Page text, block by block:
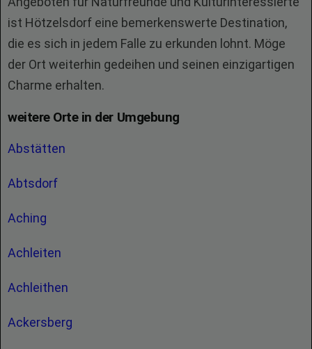
ist Hötzelsdorf eine bemerkenswerte Destination,
die es sich in jedem Falle zu erkunden lohnt. Möge
der Ort weiterhin gedeihen und seinen einzigartigen
Charme erhalten.
weitere Orte in der Umgebung
Abstätten
Abtsdorf
Aching
Achleiten
Achleithen
Ackersberg